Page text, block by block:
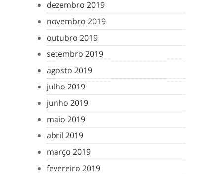
dezembro 2019
novembro 2019
outubro 2019
setembro 2019
agosto 2019
julho 2019
junho 2019
maio 2019
abril 2019
março 2019
fevereiro 2019